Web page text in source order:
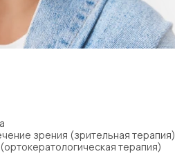
зрения (зрительная терапия)
терапия)